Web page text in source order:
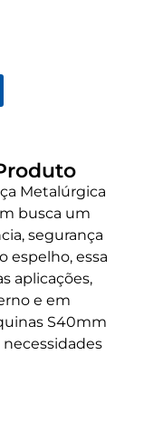
Metalúrgica
busca um
segurança
espelho, essa
aplicações,
e em
S40mm